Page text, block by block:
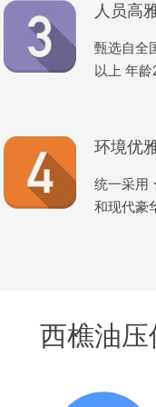
人员高
甄选自全
以上 年
环境优
统一采
和现代豪
西樵油压